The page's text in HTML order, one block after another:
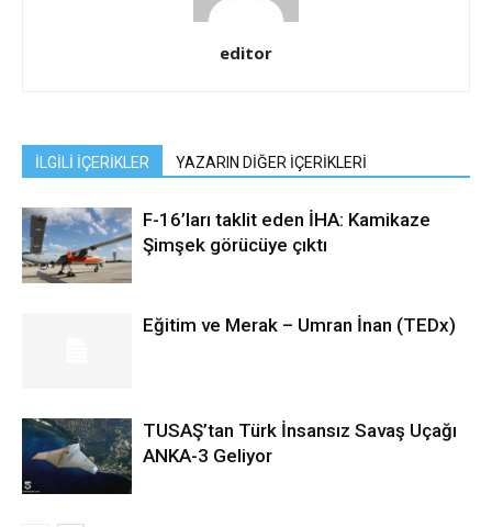
editor
İLGİLİ İÇERİKLER YAZARIN DİĞER İÇERİKLERİ
F-16’ları taklit eden İHA: Kamikaze
Şimşek görücüye çıktı
Eğitim ve Merak – Umran İnan (TEDx)
TUSAŞ’tan Türk İnsansız Savaş Uçağı
ANKA-3 Geliyor